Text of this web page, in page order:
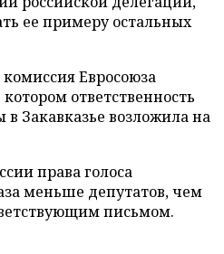
ее примеру остальных
Евросоюза
котором ответственность
в Закавказье возложила на
права голоса
меньше депутатов, чем
письмом.